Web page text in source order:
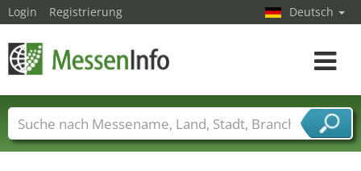
Login Registrierung Deutsch
Toggle
Messenamen Länder Städte
Branchen